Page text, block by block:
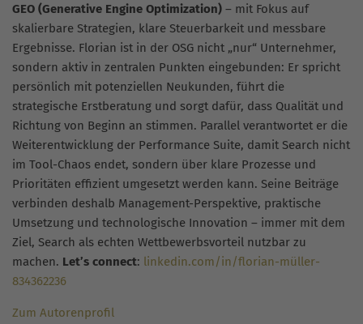
GEO (Generative Engine Optimization) – mit Fokus auf
skalierbare Strategien, klare Steuerbarkeit und messbare
Ergebnisse. Florian ist in der OSG nicht „nur“ Unternehmer,
sondern aktiv in zentralen Punkten eingebunden: Er spricht
persönlich mit potenziellen Neukunden, führt die
strategische Erstberatung und sorgt dafür, dass Qualität und
Richtung von Beginn an stimmen. Parallel verantwortet er die
Weiterentwicklung der Performance Suite, damit Search nicht
im Tool-Chaos endet, sondern über klare Prozesse und
Prioritäten effizient umgesetzt werden kann. Seine Beiträge
verbinden deshalb Management-Perspektive, praktische
Umsetzung und technologische Innovation – immer mit dem
Ziel, Search als echten Wettbewerbsvorteil nutzbar zu
machen. Let’s connect: linkedin.com/in/florian-müller-
834362236
Zum Autorenprofil